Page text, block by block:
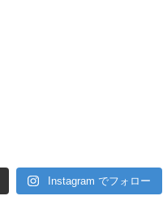
Instagram でフォロー